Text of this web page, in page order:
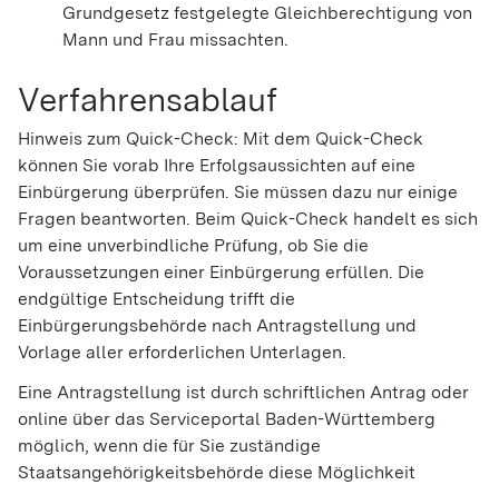
Grundgesetz festgelegte Gleichberechtigung von
Mann und Frau missachten.
Verfahrensablauf
Hinweis zum Quick-Check: Mit dem Quick-Check
können Sie vorab Ihre Erfolgsaussichten auf eine
Einbürgerung überprüfen. Sie müssen dazu nur einige
Fragen beantworten. Beim Quick-Check handelt es sich
um eine unverbindliche Prüfung, ob Sie die
Voraussetzungen einer Einbürgerung erfüllen. Die
endgültige Entscheidung trifft die
Einbürgerungsbehörde nach Antragstellung und
Vorlage aller erforderlichen Unterlagen.
Eine Antragstellung ist durch schriftlichen Antrag oder
online über das Serviceportal Baden-Württemberg
möglich, wenn die für Sie zuständige
Staatsangehörigkeitsbehörde diese Möglichkeit